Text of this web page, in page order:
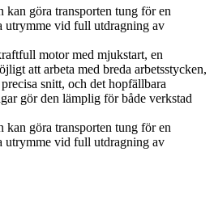
göra transporten tung för en
utrymme vid full utdragning av
motor med mjukstart, en
att arbeta med breda arbetsstycken,
snitt, och det hopfällbara
gör den lämplig för både verkstad
göra transporten tung för en
utrymme vid full utdragning av